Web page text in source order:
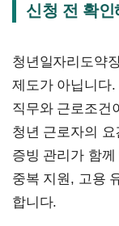
신청 전 확
청년일자리도약
제도가 아닙니다
직무와 근로조건
청년 근로자의
증빙 관리가 함
중복 지원, 고용
합니다.